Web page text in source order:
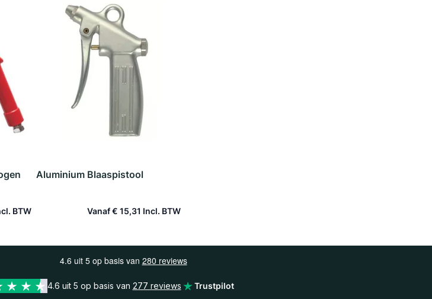
Aluminium Blaaspistool
Vanaf€ 15,31
In winkelwagen
4.6 uit 5 op basis van 277 reviews Trustpilot